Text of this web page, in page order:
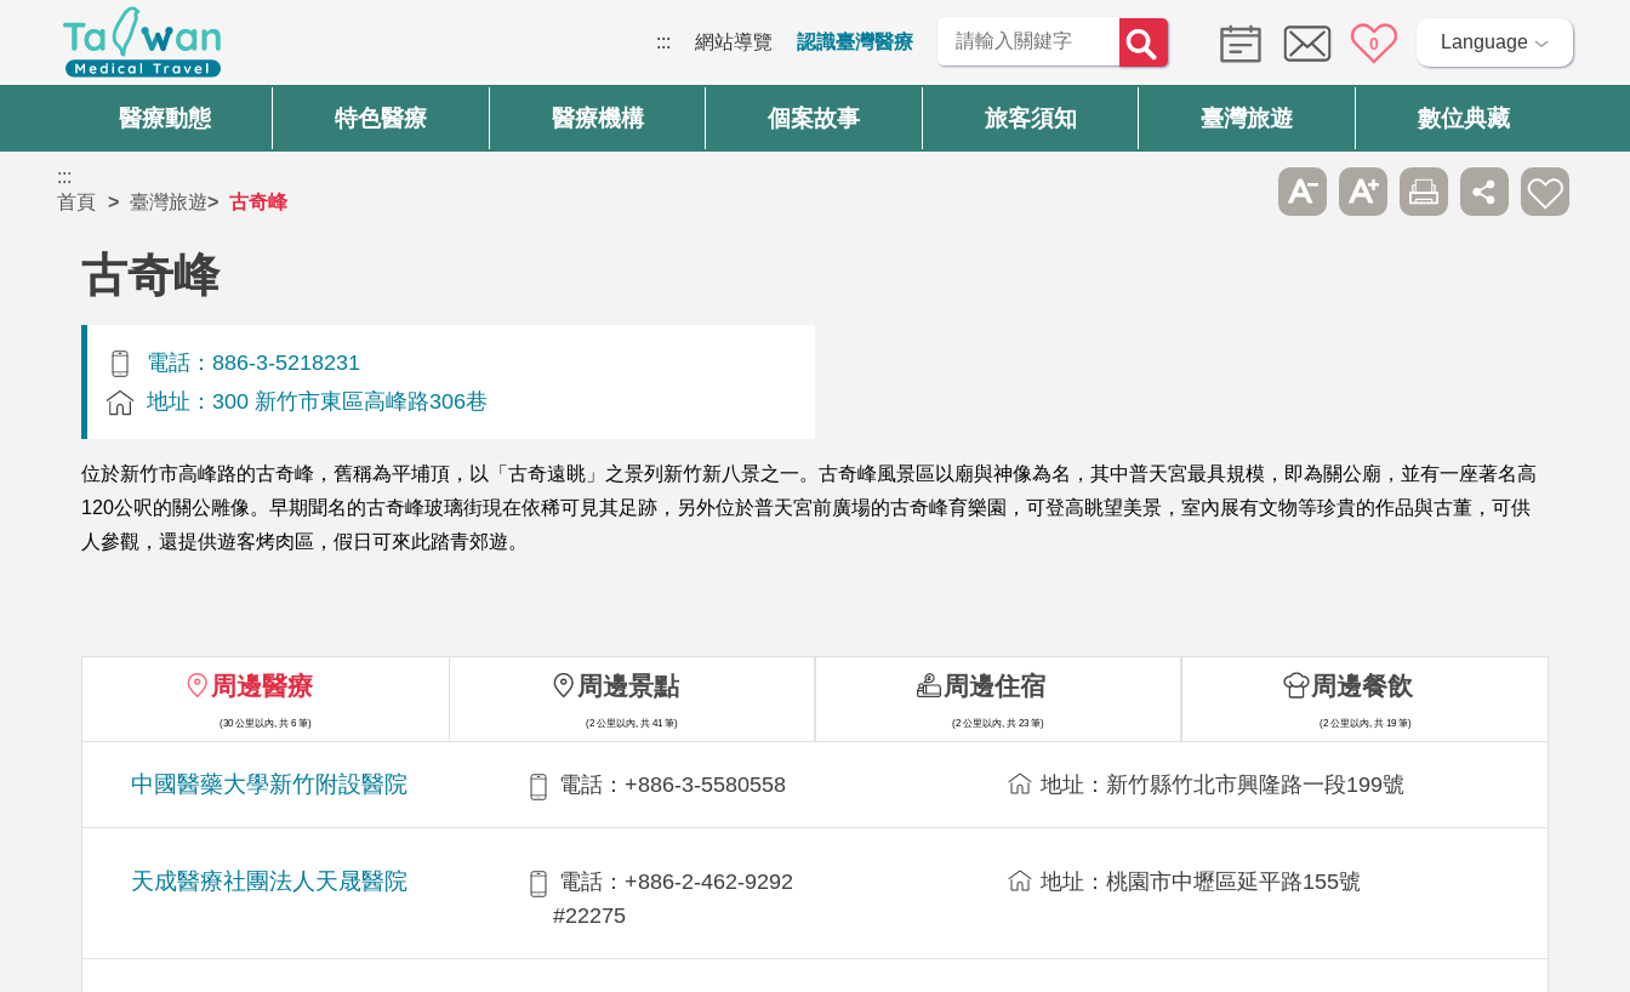
::: 網站導覽 認識臺灣醫療 0 Language
醫療動態 特色醫療 醫療機構 個案故事 旅客須知 臺灣旅遊 數位典藏
:::
首頁
臺灣旅遊 古奇峰
古奇峰
電話：886-3-5218231
地址：300 新竹市東區高峰路306巷
位於新竹市高峰路的古奇峰，舊稱為平埔頂，以「古奇遠眺」之景列新竹新八景之一。古奇峰風景區以廟與神像為名，其中普天宮最具規模，即為關公廟，並有一座著名高
120公呎的關公雕像。早期聞名的古奇峰玻璃街現在依稀可見其足跡，另外位於普天宮前廣場的古奇峰育樂園，可登高眺望美景，室內展有文物等珍貴的作品與古董，可供
人參觀，還提供遊客烤肉區，假日可來此踏青郊遊。
周邊醫療
(30 公里以內, 共 6 筆)
中國醫藥大學新竹附設醫院 電話：+886-3-5580558 地址：新竹縣竹北市興隆路一段199號
天成醫療社團法人天晟醫院
電話：+886-2-462-9292
#22275
地址：桃園市中壢區延平路155號
周邊景點
(2 公里以內, 共 41 筆)
周邊住宿
(2 公里以內, 共 23 筆)
周邊餐飲
(2 公里以內, 共 19 筆)